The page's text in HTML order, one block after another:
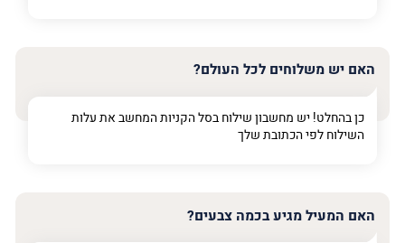
האם יש משלוחים לכל העולם?
כן בהחלט! יש מחשבון שילוח בסל הקניות המחשב את עלות
השילוח לפי הכתובת שלך
האם המעיל מגיע בכמה צבעים?